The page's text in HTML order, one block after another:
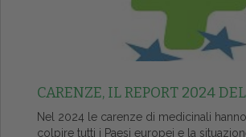
CARENZE, IL REPORT 2024
Nel 2024 le carenze di medicinali
colpire tutti i Paesi europei e la